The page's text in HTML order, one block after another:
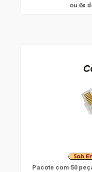
ou 6x
Pacote com 50